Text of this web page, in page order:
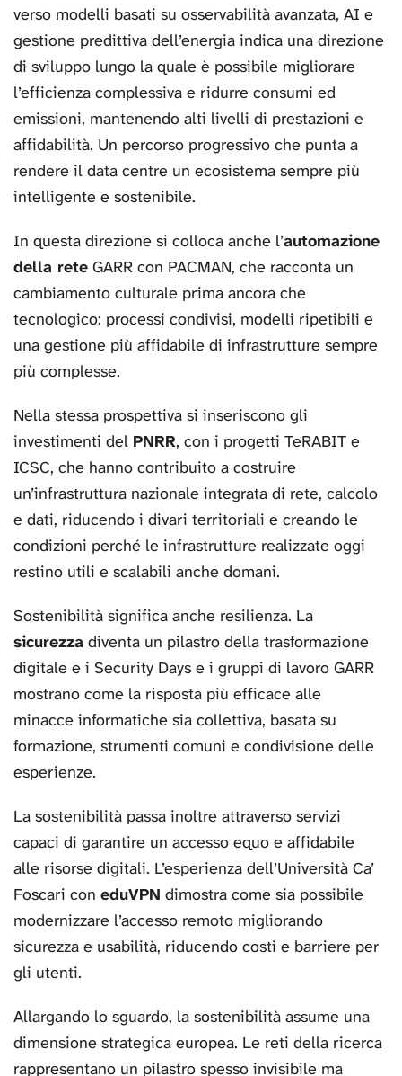
verso modelli basati su osservabilità avanzata, AI e
gestione predittiva dell’energia indica una direzione
di sviluppo lungo la quale è possibile migliorare
l’efficienza complessiva e ridurre consumi ed
emissioni, mantenendo alti livelli di prestazioni e
affidabilità. Un percorso progressivo che punta a
rendere il data centre un ecosistema sempre più
intelligente e sostenibile.
In questa direzione si colloca anche l’automazione
della rete GARR con PACMAN, che racconta un
cambiamento culturale prima ancora che
tecnologico: processi condivisi, modelli ripetibili e
una gestione più affidabile di infrastrutture sempre
più complesse.
Nella stessa prospettiva si inseriscono gli
investimenti del PNRR, con i progetti TeRABIT e
ICSC, che hanno contribuito a costruire
un’infrastruttura nazionale integrata di rete, calcolo
e dati, riducendo i divari territoriali e creando le
condizioni perché le infrastrutture realizzate oggi
restino utili e scalabili anche domani.
Sostenibilità significa anche resilienza. La
sicurezza diventa un pilastro della trasformazione
digitale e i Security Days e i gruppi di lavoro GARR
mostrano come la risposta più efficace alle
minacce informatiche sia collettiva, basata su
formazione, strumenti comuni e condivisione delle
esperienze.
La sostenibilità passa inoltre attraverso servizi
capaci di garantire un accesso equo e affidabile
alle risorse digitali. L’esperienza dell’Università Ca’
Foscari con eduVPN dimostra come sia possibile
modernizzare l’accesso remoto migliorando
sicurezza e usabilità, riducendo costi e barriere per
gli utenti.
Allargando lo sguardo, la sostenibilità assume una
dimensione strategica europea. Le reti della ricerca
rappresentano un pilastro spesso invisibile ma